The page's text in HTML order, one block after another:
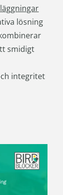
lösning
smidigt
integritet